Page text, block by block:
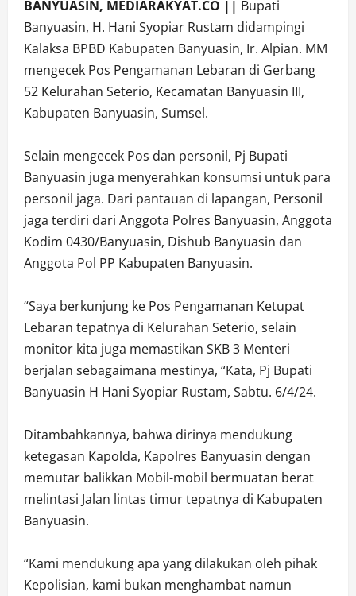
BANYUASIN, MEDIARAKYAT.CO || Bupati
Banyuasin, H. Hani Syopiar Rustam didampingi
Kalaksa BPBD Kabupaten Banyuasin, Ir. Alpian. MM
mengecek Pos Pengamanan Lebaran di Gerbang
52 Kelurahan Seterio, Kecamatan Banyuasin III,
Kabupaten Banyuasin, Sumsel.
Selain mengecek Pos dan personil, Pj Bupati
Banyuasin juga menyerahkan konsumsi untuk para
personil jaga. Dari pantauan di lapangan, Personil
jaga terdiri dari Anggota Polres Banyuasin, Anggota
Kodim 0430/Banyuasin, Dishub Banyuasin dan
Anggota Pol PP Kabupaten Banyuasin.
“Saya berkunjung ke Pos Pengamanan Ketupat
Lebaran tepatnya di Kelurahan Seterio, selain
monitor kita juga memastikan SKB 3 Menteri
berjalan sebagaimana mestinya, “Kata, Pj Bupati
Banyuasin H Hani Syopiar Rustam, Sabtu. 6/4/24.
Ditambahkannya, bahwa dirinya mendukung
ketegasan Kapolda, Kapolres Banyuasin dengan
memutar balikkan Mobil-mobil bermuatan berat
melintasi Jalan lintas timur tepatnya di Kabupaten
Banyuasin.
“Kami mendukung apa yang dilakukan oleh pihak
Kepolisian, kami bukan menghambat namun